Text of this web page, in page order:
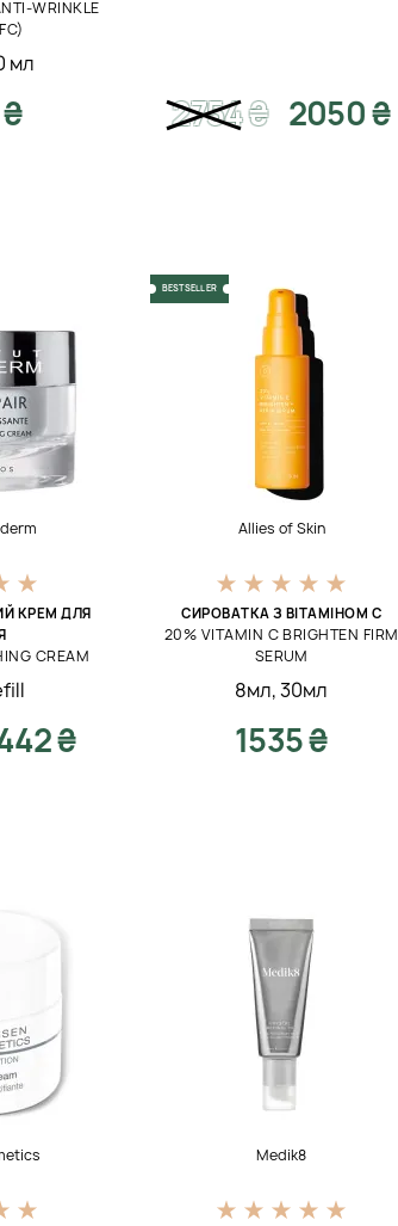
WRINKLE
мл
2754₴ 2050 ₴
КРЕМ ДЛЯ
CREAM
₴
BESTSELLER
Allies of Skin
СИРОВАТКА З ВІТАМІНОМ С
20% VITAMIN C BRIGHTEN FIRM
SERUM
8мл,30мл
1535 ₴
Medik8